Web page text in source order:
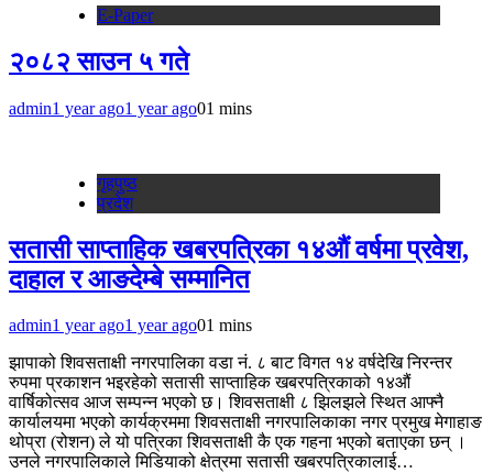
E-Paper
२०८२ साउन ५ गते
admin1 year ago1 year ago01 mins
गृहपुष्‍ठ
प्रदेश
सतासी साप्ताहिक खबरपत्रिका १४औं वर्षमा प्रवेश,
दाहाल र आङदेम्बे सम्मानित
admin1 year ago1 year ago01 mins
झापाको शिवसताक्षी नगरपालिका वडा नं. ८ बाट विगत १४ वर्षदेखि निरन्तर
रुपमा प्रकाशन भइरहेको सतासी साप्ताहिक खबरपत्रिकाको १४औं
वार्षिकोत्सव आज सम्पन्न भएको छ। शिवसताक्षी ८ झिलझले स्थित आफ्नै
कार्यालयमा भएको कार्यक्रममा शिवसताक्षी नगरपालिकाका नगर प्रमुख मेगाहाङ
थोप्रा (रोशन) ले यो पत्रिका शिवसताक्षी कै एक गहना भएको बताएका छन् ।
उनले नगरपालिकाले मिडियाको क्षेत्रमा सतासी खबरपत्रिकालाई…